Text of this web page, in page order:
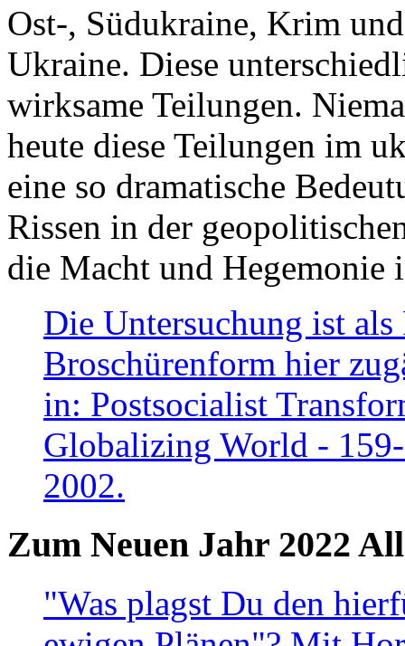
Ost-, Südukraine, Krim
Ukraine. Diese
wirksame Teilungen.
heute diese Teilungen im
eine so dramatische
Rissen in der
die Macht und Hegemonie
Die Untersuchung ist
Broschürenform hier
in: Postsocialist
Globalizing World -
2002.
Zum Neuen Jahr 2022
"Was plagst Du den